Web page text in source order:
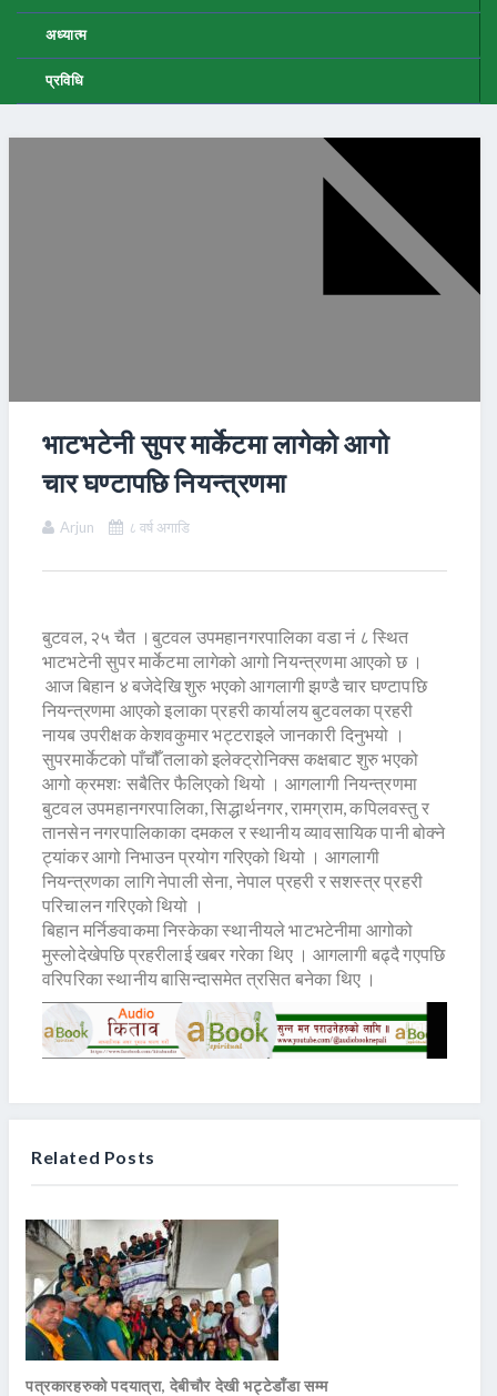
अध्यात्म
प्रविधि
भाटभटेनी सुपर मार्केटमा लागेको आगो
चार घण्टापछि नियन्त्रणमा
Arjun ८ वर्ष अगाडि
बुटवल, २५ चैत ।बुटवल उपमहानगरपालिका वडा नं ८ स्थित
भाटभटेनी सुपर मार्केटमा लागेको आगो नियन्त्रणमा आएको छ ।
आज बिहान ४ बजेदेखि शुरु भएको आगलागी झण्डै चार घण्टापछि
नियन्त्रणमा आएको इलाका प्रहरी कार्यालय बुटवलका प्रहरी
नायब उपरीक्षक केशवकुमार भट्टराइले जानकारी दिनुभयो ।
सुपरमार्केटको पाँचौँ तलाको इलेक्ट्रोनिक्स कक्षबाट शुरु भएको
आगो क्रमशः सबैतिर फैलिएको थियो । आगलागी नियन्त्रणमा
बुटवल उपमहानगरपालिका, सिद्धार्थनगर, रामग्राम, कपिलवस्तु र
तानसेन नगरपालिकाका दमकल र स्थानीय व्यावसायिक पानी बोक्ने
ट्यांकर आगो निभाउन प्रयोग गरिएको थियो । आगलागी
नियन्त्रणका लागि नेपाली सेना, नेपाल प्रहरी र सशस्त्र प्रहरी
परिचालन गरिएको थियो ।
बिहान मर्निङवाकमा निस्केका स्थानीयले भाटभटेनीमा आगोको
मुस्लोदेखेपछि प्रहरीलाई खबर गरेका थिए । आगलागी बढ्दै गएपछि
वरिपरिका स्थानीय बासिन्दासमेत त्रसित बनेका थिए ।
Related Posts
पत्रकारहरुको पदयात्रा, देबीचौर देखी भट्टेडाँडा सम्म